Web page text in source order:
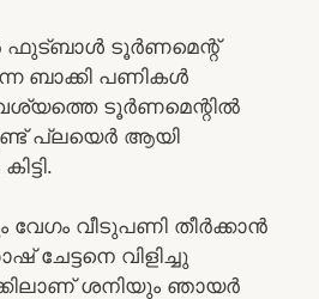
ഫുട്ബാൾ ടൂർണമെന്റ്
ബാക്കി പണികൾ
ടൂർണമെന്റിൽ
പ്ലയെർ ആയി
വീടുപണി തീർക്കാൻ
വിളിച്ചു
ശനിയും ഞായർ